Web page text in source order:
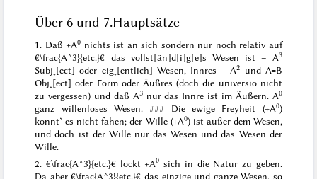
Über 6 und 7.Hauptsätze
1. Daß +A0 nichts ist an sich sondern nur noch relativ auf
€\frac{A^3}{etc.}€ das vollst[än]d[i]g[e]s Wesen ist – A3
Subj˖[ect] oder eig˖[entlich] Wesen, Innres – A2
und A=B
Obj˖[ect] oder Form oder Äußres (doch die universionicht
zu vergessen) und daß A3nur das Innre ist im Äußern. A0
ganz willenloses Wesen.### Die ewige Freyheit (+A0)
konnt’ es nicht fahen; der Wille (+A0) ist außer dem Wesen,
und doch ist der Wille nur das Wesen und das Wesen der
Wille.
2. €\frac{A^3}{etc.}€ lockt +A0 sich in die Natur zu geben.
Da aber €\frac{A^3}{etc.}€ das einzige und ganze Wesen, so